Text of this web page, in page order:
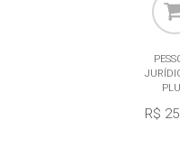
R$